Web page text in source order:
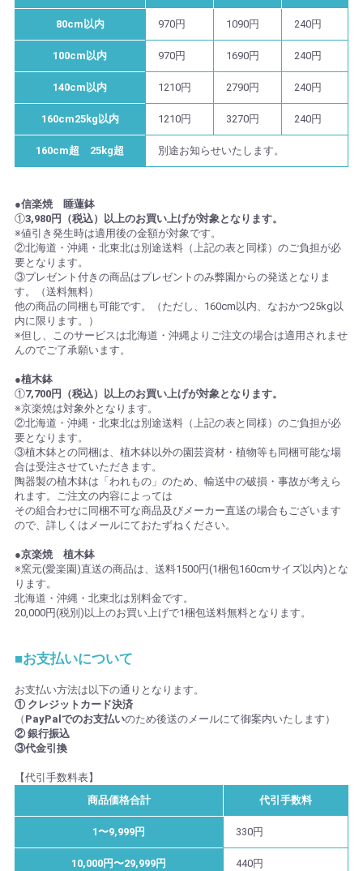
80cm以内 970円 1090円 240円
100cm以内 970円 1690円 240円
140cm以内 1210円 2790円 240円
160cm25kg以内 1210円 3270円 240円
160cm超 25kg超 別途お知らせいたします。
●信楽焼 睡蓮鉢
①3,980円（税込）以上のお買い上げが対象となります。
※値引き発生時は適用後の金額が対象です。
②北海道・沖縄・北東北は別途送料（上記の表と同様）のご負担が必
要となります。
③プレゼント付きの商品はプレゼントのみ弊園からの発送となりま
す。（送料無料）
他の商品の同梱も可能です。（ただし、160cm以内、なおかつ25kg以
内に限ります。）
※但し、このサービスは北海道・沖縄よりご注文の場合は適用されませ
んのでご了承願います。
●植木鉢
①7,700円（税込）以上のお買い上げが対象となります。
※京楽焼は対象外となります。
②北海道・沖縄・北東北は別途送料（上記の表と同様）のご負担が必
要となります。
③植木鉢との同梱は、植木鉢以外の園芸資材・植物等も同梱可能な場
合は受注させていただきます。
陶器製の植木鉢は「われもの」のため、輸送中の破損・事故が考えら
れます。ご注文の内容によっては
その組合わせに同梱不可な商品及びメーカー直送の場合もございます
ので、詳しくはメールにておたずねください。
●京楽焼 植木鉢
※窯元(愛楽園)直送の商品は、送料1500円(1梱包160cmサイズ以内)とな
ります。
北海道・沖縄・北東北は別料金です。
20,000円(税別)以上のお買い上げで1梱包送料無料となります。
■お支払いについて
お支払い方法は以下の通りとなります。
① クレジットカード決済
（ PayPalでのお支払いのため後送のメールにて御案内いたします）
② 銀行振込
③代金引換
【代引手数料表】
商品価格合計
代引手数料
1〜9,999円 330円
10,000円〜29,999円 440円